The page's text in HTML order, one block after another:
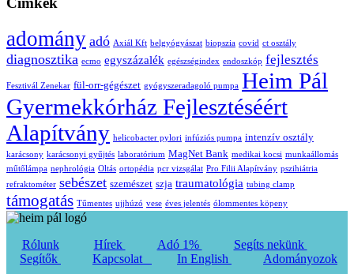
adomány adó Axiál Kft belgyógyászat biopszia covid ct osztály
diagnosztika ecmo egyszázalék egészségindex endoszkóp fejlesztés
Fesztivál Zenekar fül-orr-gégészet gyógyszeradagoló pumpa Heim Pál
Gyermekkórház Fejlesztéséért
Alapítvány helicobacter pylori infúziós pumpa intenzív osztály
karácsony karácsonyi gyűjtés laboratórium MagNet Bank medikai kocsi munkaállomás
műtőlámpa nephrológia Oltás ortopédia pcr vizsgálat Pro Filii Alapítvány pszihiátria
refraktométer sebészet szemészet szja traumatológia tubing clamp
támogatás Tűmentes ujjhúzó vese éves jelentés ólommentes köpeny
Rólunk Hírek Adó 1%
Segíts nekünk
Segítők
Kapcsolat In English
Adományozok